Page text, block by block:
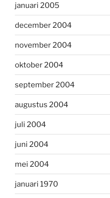
januari 2005
december 2004
november 2004
oktober 2004
september 2004
augustus 2004
juli 2004
juni 2004
mei 2004
januari 1970